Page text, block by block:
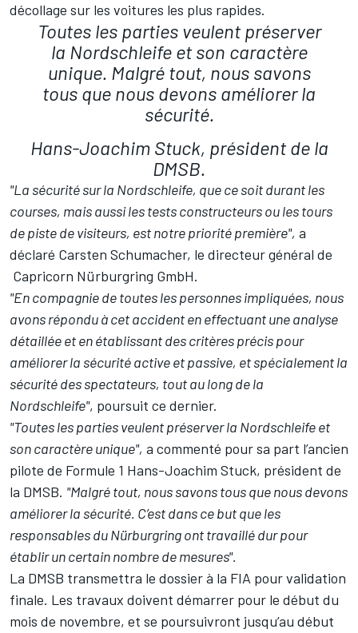
décollage sur les voitures les plus rapides.
Toutes les parties veulent préserver
la Nordschleife et son caractère
unique. Malgré tout, nous savons
tous que nous devons améliorer la
sécurité.
Hans-Joachim Stuck, président de la
DMSB.
"La sécurité sur la Nordschleife, que ce soit durant les
courses, mais aussi les tests constructeurs ou les tours
de piste de visiteurs, est notre priorité première", a
déclaré Carsten Schumacher, le directeur général de
Capricorn Nürburgring GmbH.
"En compagnie de toutes les personnes impliquées, nous
avons répondu à cet accident en effectuant une analyse
détaillée et en établissant des critères précis pour
améliorer la sécurité active et passive, et spécialement la
sécurité des spectateurs, tout au long de la
Nordschleife", poursuit ce dernier.
"Toutes les parties veulent préserver la Nordschleife et
son caractère unique", a commenté pour sa part l’ancien
pilote de Formule 1 Hans-Joachim Stuck, président de
la DMSB. "Malgré tout, nous savons tous que nous devons
améliorer la sécurité. C’est dans ce but que les
responsables du Nürburgring ont travaillé dur pour
établir un certain nombre de mesures".
La DMSB transmettra le dossier à la FIA pour validation
finale. Les travaux doivent démarrer pour le début du
mois de novembre, et se poursuivront jusqu’au début